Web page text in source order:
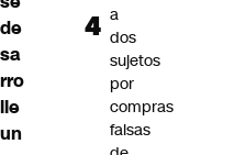
de
sa
rro
lle
un
a
dos
sujetos
por
compras
falsas